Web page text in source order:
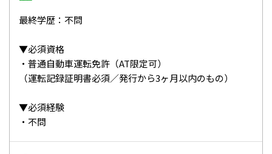
最終学歴：不問
▼必須資格
・普通自動車運転免許（AT限定可）
（運転記録証明書必須／発行から3ヶ月以内のもの）
▼必須経験
・不問